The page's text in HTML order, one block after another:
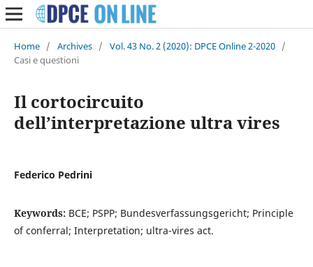
Home / Archives / Vol. 43 No. 2 (2020): DPCE Online 2-2020 /
Casi e questioni
Il cortocircuito
dell’interpretazione ultra vires
Federico Pedrini
Keywords: BCE; PSPP; Bundesverfassungsgericht; Principle
of conferral; Interpretation; ultra-vires act.